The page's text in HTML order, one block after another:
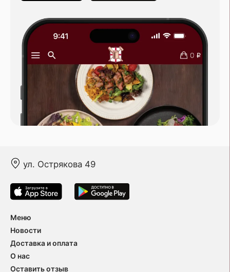
ул. Острякова 49
Меню
Новости
Доставка и оплата
О нас
Оставить отзыв